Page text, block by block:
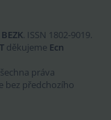
BEZK . ISSN 1802-9019.
děkujeme Ecn
práva
bez předchozího